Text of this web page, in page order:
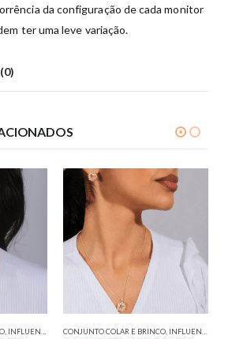
da configuração de cada monitor
ter uma leve variação.
, INFLUENCER CONJUNTO COLAR E BRINCO, INFLUENCER